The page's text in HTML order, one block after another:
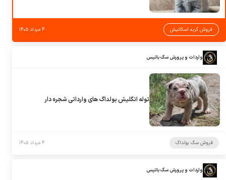
فروش گربه اسکاتیش ۴ مرداد ۱۴۰۵
واردات و پرورش سگ باتیس
توله انگلیش بولداگ های وارداتی شجره دار
فروش سگ بولداگ ۴ مرداد ۱۴۰۵
واردات و پرورش سگ باتیس